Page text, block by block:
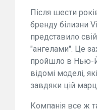
Після шести
бренду білизни
представило
"ангелами". Це
пройшло в Нью-
відомі моделі,
завдяки цій
Компанія все ж